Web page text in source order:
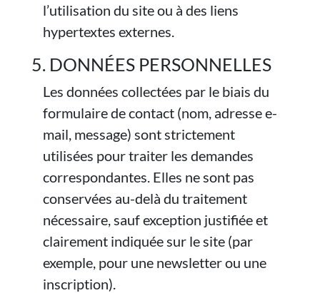
l’utilisation du site ou à des liens
hypertextes externes.
5. DONNÉES PERSONNELLES
Les données collectées par le biais du
formulaire de contact (nom, adresse e-
mail, message) sont strictement
utilisées pour traiter les demandes
correspondantes. Elles ne sont pas
conservées au-delà du traitement
nécessaire, sauf exception justifiée et
clairement indiquée sur le site (par
exemple, pour une newsletter ou une
inscription).